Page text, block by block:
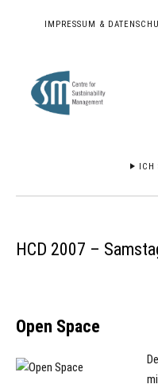
IMPRESSUM &
HCD 2007 –
Open Space